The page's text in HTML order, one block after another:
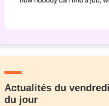
Actualités du
du jour